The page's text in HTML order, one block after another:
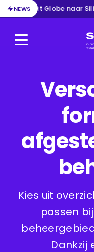
NEWS
van Exact Globe naar
Menu
Kies uit
passen
Dankzij